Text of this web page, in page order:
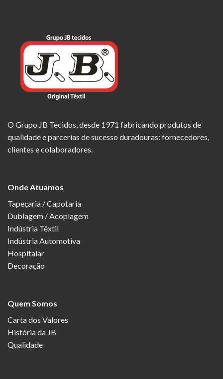
O Grupo JB Tecidos, desde 1971 fabricando produtos de
qualidade e parcerias de sucesso duradouras: fornecedores,
clientes e colaboradores.
Onde Atuamos
Tapeçaria / Capotaria
Dublagem / Acoplagem
Indústria Têxtil
Indústria Automotiva
Hospitalar
Decoração
Quem Somos
Carta dos Valores
História da JB
Qualidade